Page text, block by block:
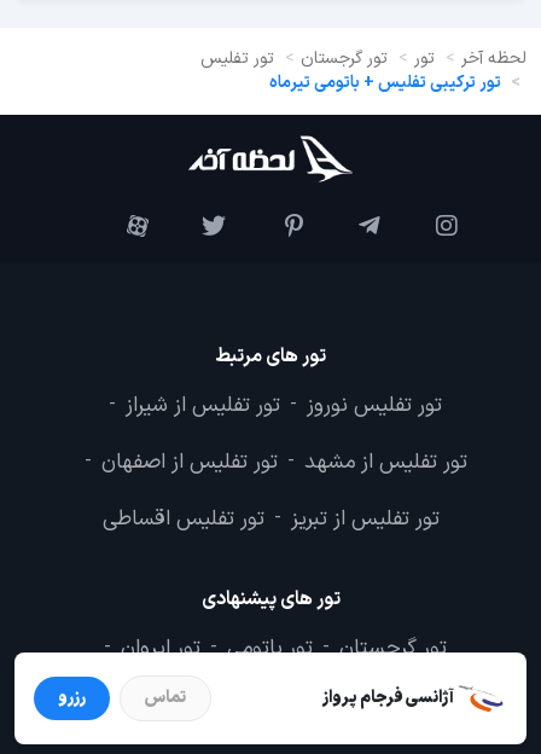
آژانسی فرجام پرواز تماس رزرو
لحظه آخر تور تور گرجستان
تور تفلیس
تور ترکیبی تفلیس + باتومی تیرماه
تور های مرتبط
تور تفلیس نوروز - تور تفلیس از شیراز -
تور تفلیس از مشهد - تور تفلیس از اصفهان -
تور تفلیس از تبریز - تور تفلیس اقساطی
تور های پیشنهادی
تور گرجستان - تور باتومی - تور ایروان -
تور استانبول تور دبی